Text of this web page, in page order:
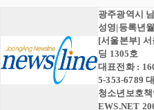
광주광역시
성영|등록년
[서울본부] 서
딩 1305호
대표전화 :
5-353-6789
청소년보호
EWS.NET